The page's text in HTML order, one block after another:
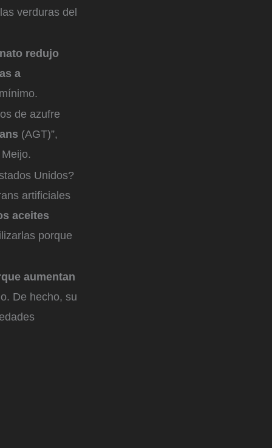
verduras del
redujo
a
de azufre
(AGT)”,
Unidos?
artificiales
aceites
porque
aumentan
De hecho, su